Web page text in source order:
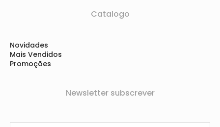
Catalogo
Novidades
Mais Vendidos
Promoções
Newsletter subscrever